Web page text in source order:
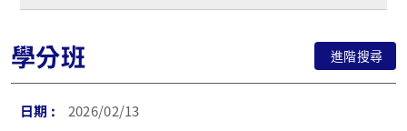
學分班 進階搜尋
2026/02/13